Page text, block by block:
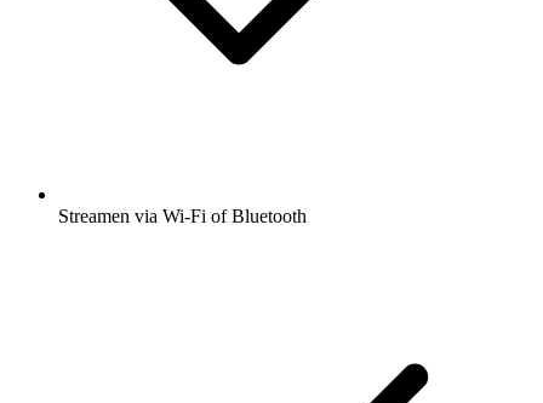
Streamen via Wi-Fi of Bluetooth